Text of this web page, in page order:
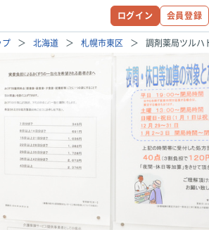
ログイン 会員登録
プ 北海道 札幌市東区 調剤薬局ツルハ